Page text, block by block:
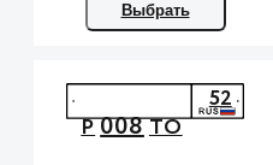
Выбрать
Р008ТО
52